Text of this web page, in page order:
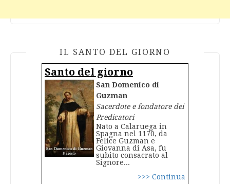
IL SANTO DEL GIORNO
Santo del giorno
San Domenico di
Guzman
Sacerdote e fondatore dei
Predicatori
Nato a Calaruega in
Spagna nel 1170, da
Felice Guzman e
Giovanna di Asa, fu
subito consacrato al
Signore...
>>> Continua